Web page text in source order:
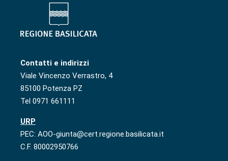
Contatti e indirizzi
Viale Vincenzo Verrastro, 4
85100 Potenza PZ
Tel 0971 661111
URP
PEC: AOO-giunta@cert.regione.basilicata.it
C.F. 80002950766